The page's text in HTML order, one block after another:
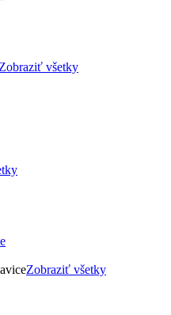
Zobraziť všetky
Zobraziť všetky